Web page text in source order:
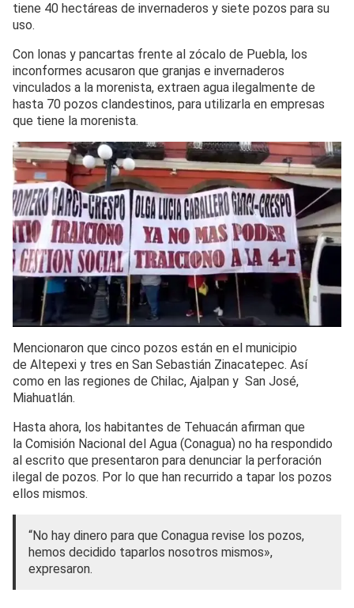
tiene 40 hectáreas de invernaderos y siete pozos para su
uso.
Con lonas y pancartas frente al zócalo de Puebla, los
inconformes acusaron que granjas e invernaderos
vinculados a la morenista, extraen agua ilegalmente de
hasta 70 pozos clandestinos, para utilizarla en empresas
que tiene la morenista.
Mencionaron que cinco pozos están en el municipio
de Altepexi y tres en San Sebastián Zinacatepec. Así
como en las regiones de Chilac, Ajalpan y San José,
Miahuatlán.
Hasta ahora, los habitantes de Tehuacán afirman que
la Comisión Nacional del Agua (Conagua) no ha respondido
al escrito que presentaron para denunciar la perforación
ilegal de pozos. Por lo que han recurrido a tapar los pozos
ellos mismos.
“No hay dinero para que Conagua revise los pozos,
hemos decidido taparlos nosotros mismos»,
expresaron.